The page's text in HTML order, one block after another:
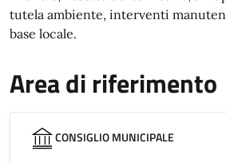
tutela ambiente, interventi
base locale.
Area di riferimento
CONSIGLIO MUNICIPALE